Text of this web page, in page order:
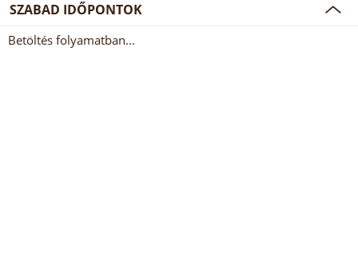
SZABAD IDŐPONTOK
Betöltés folyamatban...